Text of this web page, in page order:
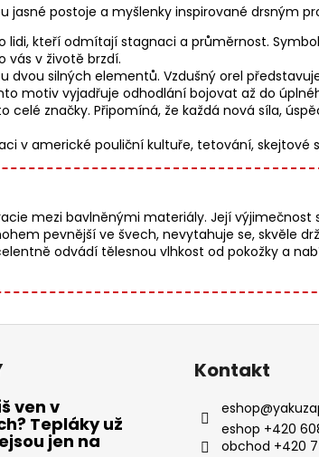
jasné postoje a myšlenky inspirované drsným
lidi, kteří odmítají stagnaci a průměrnost.
vás v životě brzdí.
dvou silných elementů. Vzdušný orel
motiv vyjadřuje odhodlání bojovat až do
celé značky. Připomíná, že každá nová síla,
v americké pouliční kultuře, tetování,
mezi bavlněnými materiály. Její výjimečnost
pevnější ve švech, nevytahuje se, skvěle
odvádí tělesnou vlhkost od pokožky a
ven v
Tepláky už
jen na
Kontakt
eshop@
eshop +420
obchod +420